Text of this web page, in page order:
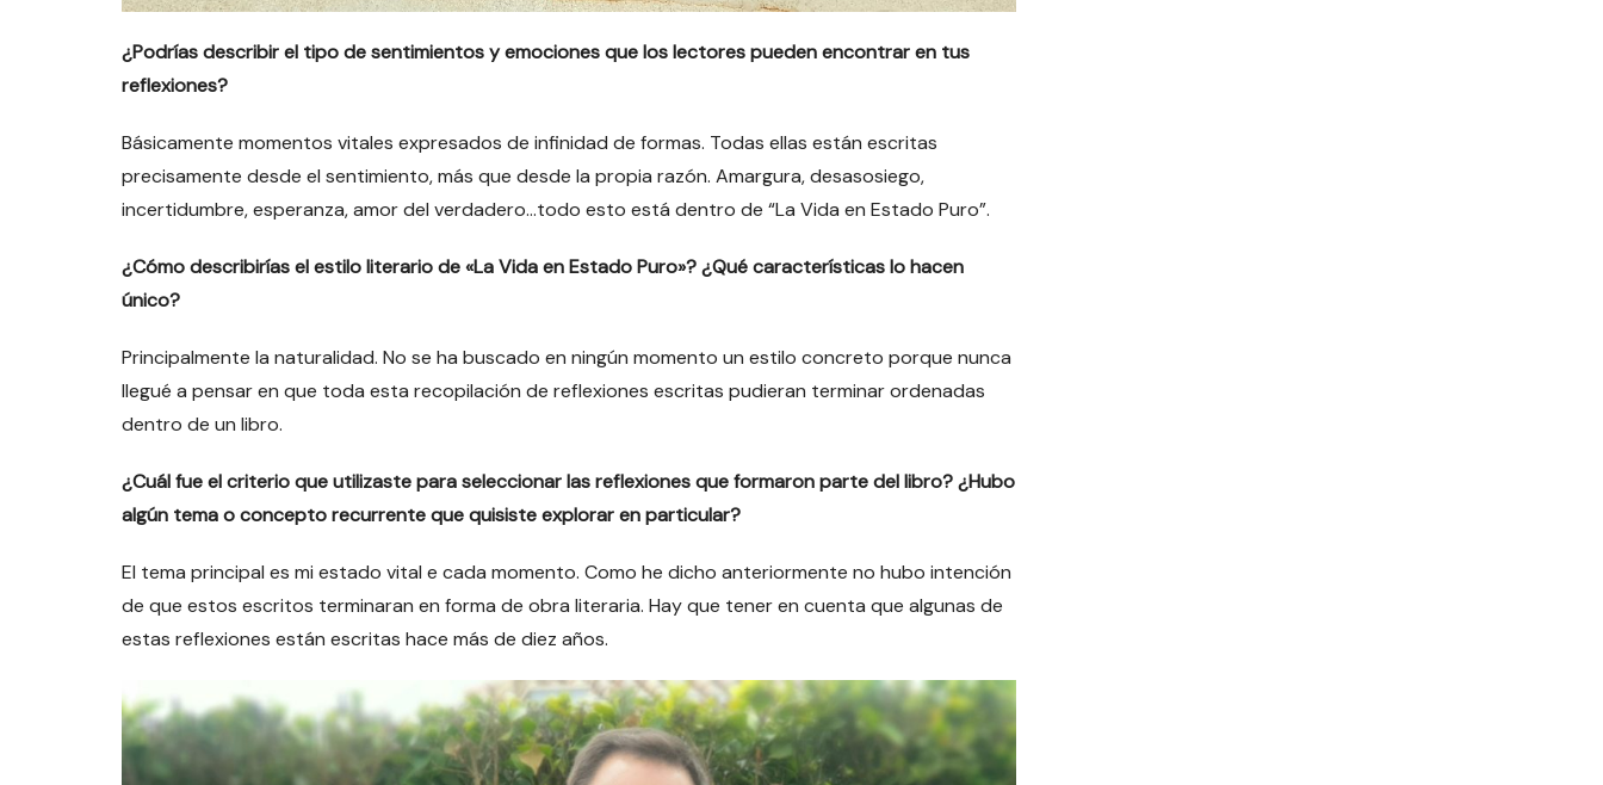
¿Podrías describir el tipo de sentimientos y emociones que los lectores pueden encontrar en tus
reflexiones?
Básicamente momentos vitales expresados de infinidad de formas. Todas ellas están escritas
precisamente desde el sentimiento, más que desde la propia razón. Amargura, desasosiego,
incertidumbre, esperanza, amor del verdadero…todo esto está dentro de “La Vida en Estado Puro”.
¿Cómo describirías el estilo literario de «La Vida en Estado Puro»? ¿Qué características lo hacen
único?
Principalmente la naturalidad. No se ha buscado en ningún momento un estilo concreto porque nunca
llegué a pensar en que toda esta recopilación de reflexiones escritas pudieran terminar ordenadas
dentro de un libro.
¿Cuál fue el criterio que utilizaste para seleccionar las reflexiones que formaron parte del libro? ¿Hubo
algún tema o concepto recurrente que quisiste explorar en particular?
El tema principal es mi estado vital e cada momento. Como he dicho anteriormente no hubo intención
de que estos escritos terminaran en forma de obra literaria. Hay que tener en cuenta que algunas de
estas reflexiones están escritas hace más de diez años.